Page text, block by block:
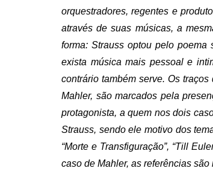
orquestradores, regentes e
através de suas músicas, a
forma: Strauss optou pelo
exista música mais pessoal e
contrário também serve. Os
Mahler, são marcados pela
protagonista, a quem nos dois
Strauss, sendo ele motivo dos
“Morte e Transfiguração”, “Till
caso de Mahler, as referências são